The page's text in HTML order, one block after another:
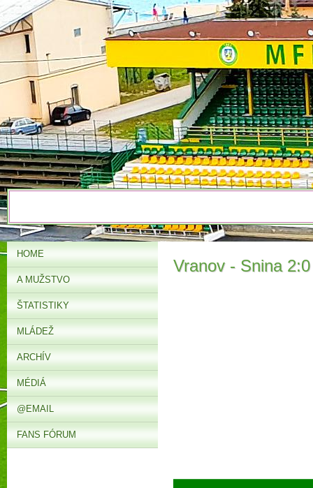
Vranov - Snina 2:0
HOME
A MUŽSTVO
ŠTATISTIKY
MLÁDEŽ
ARCHÍV
MÉDIÁ
@EMAIL
FANS FÓRUM